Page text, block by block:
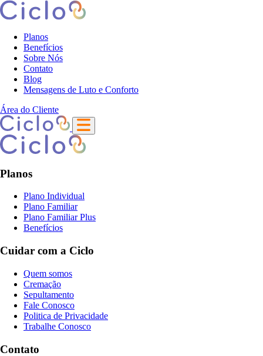
Planos
Benefícios
Sobre Nós
Contato
Blog
Mensagens de Luto e Conforto
Área do Cliente
Planos
Plano Individual
Plano Familiar
Plano Familiar Plus
Benefícios
Cuidar com a Ciclo
Quem somos
Cremação
Sepultamento
Fale Conosco
Politica de Privacidade
Trabalhe Conosco
Contato